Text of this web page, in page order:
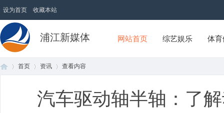
设为首页 收藏本站
浦江新媒体 网站首页 综艺娱乐 体
首页 资讯
›
查看内容
汽车驱动轴半轴：了